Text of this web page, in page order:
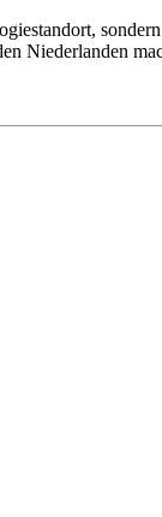
Niederlanden